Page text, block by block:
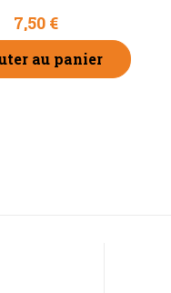
7,50 €
au panier